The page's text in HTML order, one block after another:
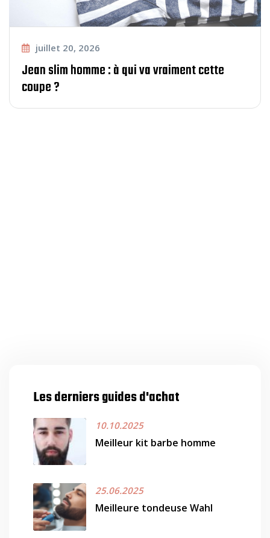
juillet 20, 2026
Jean slim homme : à qui va vraiment cette
coupe ?
Les derniers guides d'achat
10.10.2025
Meilleur kit barbe homme
25.06.2025
Meilleure tondeuse Wahl